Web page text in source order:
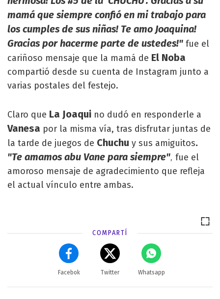
mamá que siempre confió en mi trabajo para
los cumples de sus niñas! Te amo Joaquina!
Gracias por hacerme parte de ustedes!" fue el
cariñoso mensaje que la mamá de El Noba
compartió desde su cuenta de Instagram junto a
varias postales del festejo.
Claro que La Joaqui no dudó en responderle a
Vanesa por la misma vía, tras disfrutar juntas de
la tarde de juegos de Chuchu y sus amiguitos.
"Te amamos abu Vane para siempre", fue el
amoroso mensaje de agradecimiento que refleja
el actual vínculo entre ambas.
COMPARTÍ
Facebok Twitter Whatsapp